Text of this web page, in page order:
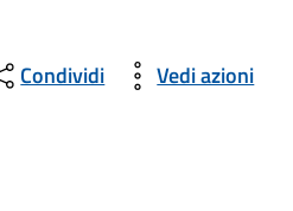
Condividi Vedi azioni